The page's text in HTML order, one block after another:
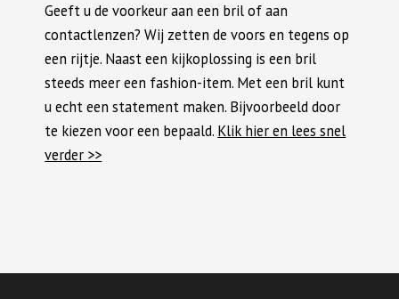
Geeft u de voorkeur aan een bril of aan
contactlenzen? Wij zetten de voors en tegens op
een rijtje. Naast een kijkoplossing is een bril
steeds meer een fashion-item. Met een bril kunt
u echt een statement maken. Bijvoorbeeld door
te kiezen voor een bepaald. Klik hier en lees snel
verder >>